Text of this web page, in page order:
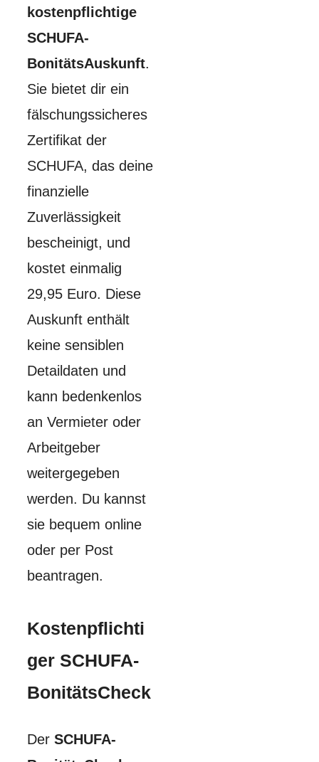
kostenpflichtige
SCHUFA-
BonitätsAuskunft.
Sie bietet dir ein
fälschungssicheres
Zertifikat der
SCHUFA, das deine
finanzielle
Zuverlässigkeit
bescheinigt, und
kostet einmalig
29,95 Euro. Diese
Auskunft enthält
keine sensiblen
Detaildaten und
kann bedenkenlos
an Vermieter oder
Arbeitgeber
weitergegeben
werden. Du kannst
sie bequem online
oder per Post
beantragen.
Kostenpflichti
ger SCHUFA-
BonitätsCheck
Der SCHUFA-